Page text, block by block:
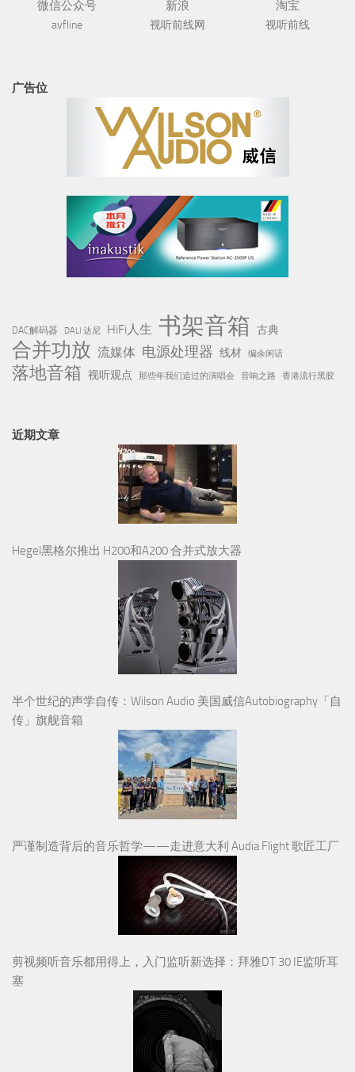
微信公众号
avfline
新浪
视听前线网
淘宝
视听前线
广告位
DAC解码器 DALI 达尼 HiFi人生 书架音箱 古典
合并功放 流媒体 电源处理器 线材 编余闲话
落地音箱 视听观点 那些年我们追过的演唱会 音响之路 香港流行黑胶
近期文章
Hegel黑格尔推出 H200和A200 合并式放大器
半个世纪的声学自传：Wilson Audio 美国威信Autobiography「自
传」旗舰音箱
严谨制造背后的音乐哲学——走进意大利 Audia Flight 歌匠工厂
剪视频听音乐都用得上，入门监听新选择：拜雅DT 30 IE监听耳
塞